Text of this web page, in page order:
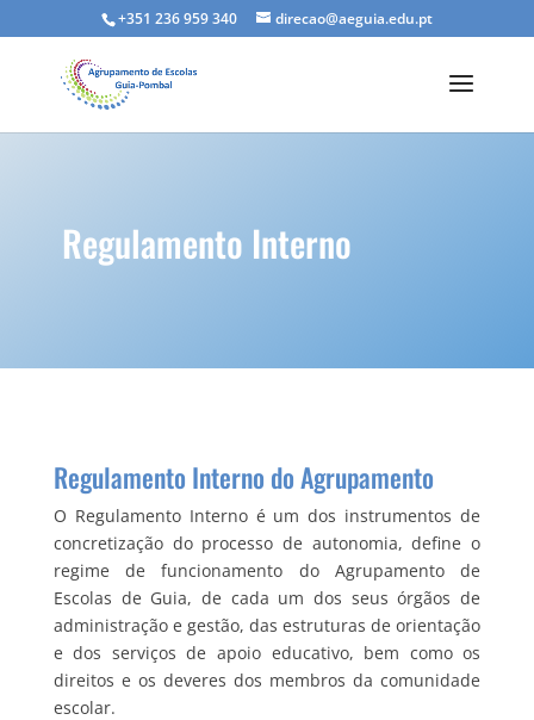
+351 236 959 340 direcao@aeguia.edu.pt
Regulamento Interno
Regulamento Interno do Agrupamento
O Regulamento Interno é um dos instrumentos de
concretização do processo de autonomia, define o
regime de funcionamento do Agrupamento de
Escolas de Guia, de cada um dos seus órgãos de
administração e gestão, das estruturas de orientação
e dos serviços de apoio educativo, bem como os
direitos e os deveres dos membros da comunidade
escolar.